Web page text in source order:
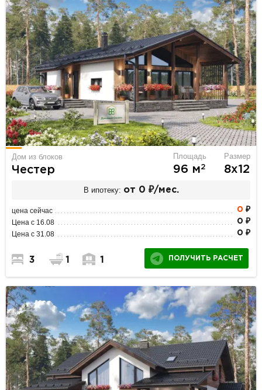
Дом из блоков
Честер
Площадь
96 м2
Размер
8х12
В ипотеку: от 0 ₽/мес.
цена сейчас 0 ₽
Цена с 16.08 0 ₽
Цена с 31.08 0 ₽
3 1 1 ПОЛУЧИТЬ РАСЧЕТ